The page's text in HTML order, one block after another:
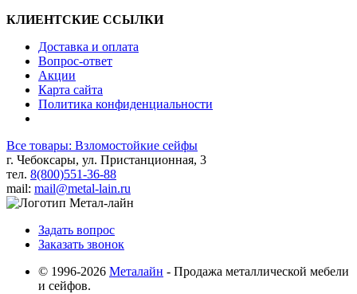
КЛИЕНТСКИЕ ССЫЛКИ
Доставка и оплата
Вопрос-ответ
Акции
Карта сайта
Политика конфиденциальности
Все товары: Взломостойкие сейфы
г. Чебоксары, ул. Пристанционная, 3
тел. 8(800)551-36-88
mail: mail@metal-lain.ru
Задать вопрос
Заказать звонок
© 1996-2026 Металайн - Продажа металлической мебели
и сейфов.